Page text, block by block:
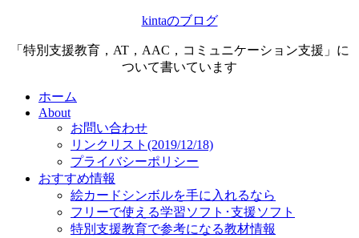
kintaのブログ
「特別支援教育，AT，AAC，コミュニケーション支援」に
ついて書いています
ホーム
About
お問い合わせ
リンクリスト(2019/12/18)
プライバシーポリシー
おすすめ情報
絵カードシンボルを手に入れるなら
フリーで使える学習ソフト･支援ソフト
特別支援教育で参考になる教材情報